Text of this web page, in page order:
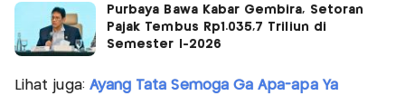
Purbaya Bawa Kabar Gembira, Setoran
Pajak Tembus Rp1.035,7 Triliun di
Semester I-2026
Lihat juga: Ayang Tata Semoga Ga Apa-apa Ya